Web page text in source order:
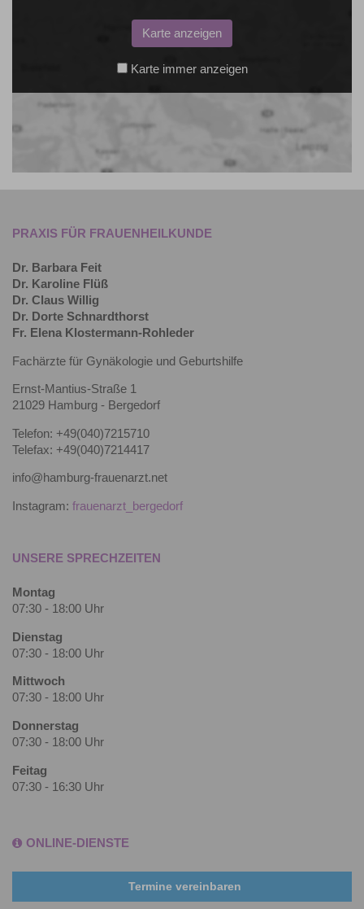
Karte anzeigen
Karte immer anzeigen
PRAXIS FÜR FRAUENHEILKUNDE
Dr. Barbara Feit
Dr. Karoline Flüß
Dr. Claus Willig
Dr. Dorte Schnardthorst
Fr. Elena Klostermann-Rohleder
Fachärzte für Gynäkologie und Geburtshilfe
Ernst-Mantius-Straße 1
21029 Hamburg - Bergedorf
Telefon: +49(040)7215710
Telefax: +49(040)7214417
info@hamburg-frauenarzt.net
Instagram: frauenarzt_bergedorf
UNSERE SPRECHZEITEN
Montag
07:30 - 18:00 Uhr
Dienstag
07:30 - 18:00 Uhr
Mittwoch
07:30 - 18:00 Uhr
Donnerstag
07:30 - 18:00 Uhr
Feitag
07:30 - 16:30 Uhr
ONLINE-DIENSTE
Termine vereinbaren